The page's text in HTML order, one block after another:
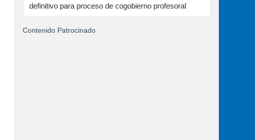
definitivo para proceso de cogobierno profesoral
Contenido Patrocinado